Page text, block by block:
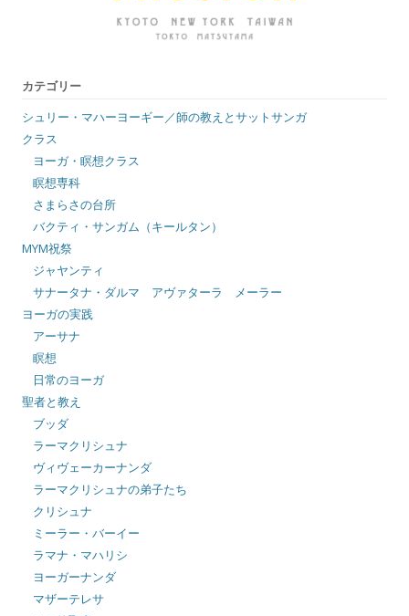
カテゴリー
シュリー・マハーヨーギー／師の教えとサットサンガ
クラス
ヨーガ・瞑想クラス
瞑想専科
さまらさの台所
バクティ・サンガム（キールタン）
MYM祝祭
ジャヤンティ
サナータナ・ダルマ アヴァターラ メーラー
ヨーガの実践
アーサナ
瞑想
日常のヨーガ
聖者と教え
ブッダ
ラーマクリシュナ
ヴィヴェーカーナンダ
ラーマクリシュナの弟子たち
クリシュナ
ミーラー・バーイー
ラマナ・マハリシ
ヨーガーナンダ
マザーテレサ